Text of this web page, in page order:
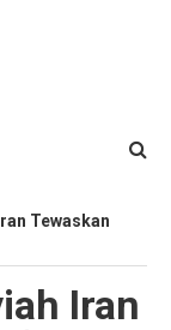
Tewaskan
Iran